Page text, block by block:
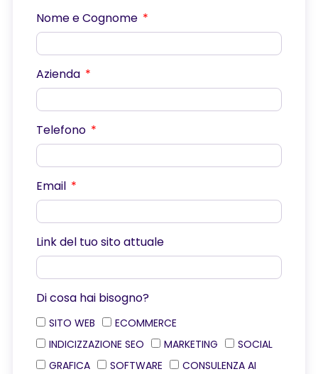
Nome e Cognome
Azienda
Telefono
Email
Link del tuo sito attuale
Di cosa hai bisogno?
SITO WEB
ECOMMERCE
INDICIZZAZIONE SEO
MARKETING
SOCIAL
GRAFICA
SOFTWARE CONSULENZA AI